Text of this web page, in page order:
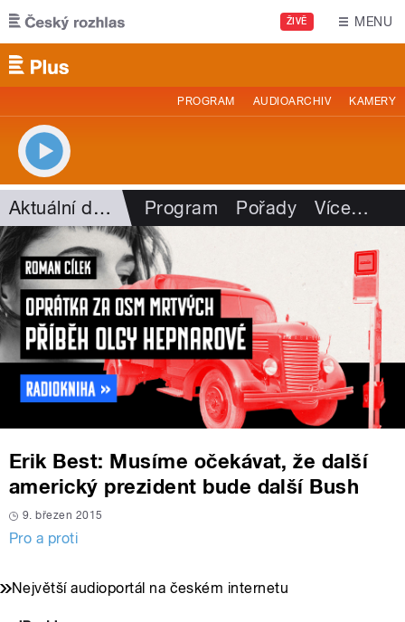
Přejít k hlavnímu obsahu
ŽIVĚ MENU
PROGRAM AUDIOARCHIV KAMERY
Aktuální dění Program Pořady Více…
Erik Best: Musíme očekávat, že další
americký prezident bude další Bush
9. březen 2015
Pro a proti
Největší audioportál na českém internetu